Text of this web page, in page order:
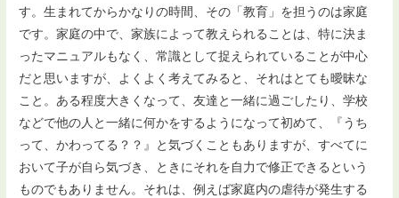
す。生まれてからかなりの時間、その「教育」を担うのは家庭
です。家庭の中で、家族によって教えられることは、特に決ま
ったマニュアルもなく、常識として捉えられていることが中心
だと思いますが、よくよく考えてみると、それはとても曖昧な
こと。ある程度大きくなって、友達と一緒に過ごしたり、学校
などで他の人と一緒に何かをするようになって初めて、『うち
って、かわってる？？』と気づくこともありますが、すべてに
おいて子が自ら気づき、ときにそれを自力で修正できるという
ものでもありません。それは、例えば家庭内の虐待が発生する